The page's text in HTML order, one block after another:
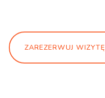
ZAREZERWUJ WIZYTĘ